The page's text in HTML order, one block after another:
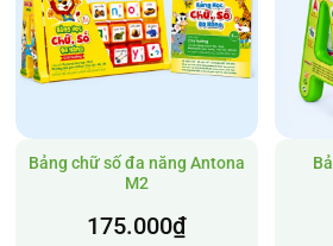
Bảng chữ số đa năng Antona
M2
175.000₫